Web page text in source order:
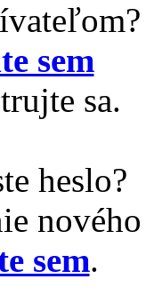
sem
sa.
heslo?
nového
sem.